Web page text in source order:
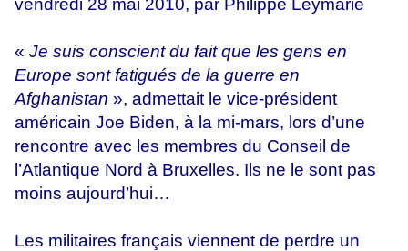
vendredi 28 mai 2010, par Philippe Leymarie
« Je suis conscient du fait que les gens en
Europe sont fatigués de la guerre en
Afghanistan », admettait le vice-président
américain Joe Biden, à la mi-mars, lors d’une
rencontre avec les membres du Conseil de
l’Atlantique Nord à Bruxelles. Ils ne le sont pas
moins aujourd’hui…
Les militaires français viennent de perdre un